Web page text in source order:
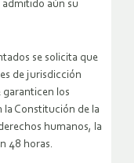
admitido aún su
se solicita que
de jurisdicción
garanticen los
la Constitución de la
humanos, la
48 horas.